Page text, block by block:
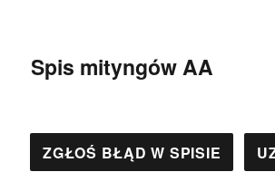
Spis mityngów AA
ZGŁOŚ BŁĄD W SPISIE